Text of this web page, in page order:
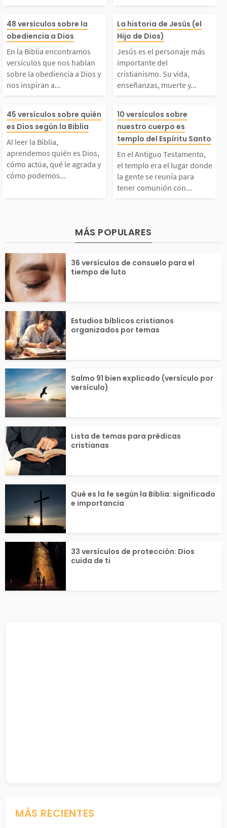
Padre, Dios Hijo
Dios Espíritu Santo.
en el creyente y
r? ¡Recuerda
eñor está
Espíritu Santo
n...
la Biblia encontra
versículos que no
hablan sobre la obe
a Dios y nos i
a obedecerlo.
obediencia genuin
surge de un corazón
48 versículos sobre la
obediencia a Dios
En la Biblia encontramos
versículos que nos hablan
sobre la obediencia a Dios y
nos inspiran a...
Jesús es el
más
istianismo. Su
señanzas,
urrección son
de la fe
ciendo a las
La historia de Jesús (el
Hijo de Dios)
Jesús es el personaje más
importante del
cristianismo. Su vida,
enseñanzas, muerte y...
leer la Biblia, apre
quién es Dios,
actúa, qué le ag
y cómo podemos
con él.
a Dios nos a
a entender el ori
45 versículos sobre quién
es Dios según la Biblia
Al leer la Biblia,
aprendemos quién es Dios,
cómo actúa, qué le agrada y
cómo podemos...
En el Antiguo
nto, el templo
ugar donde la
e reunía para
el Señor
su gloria y se
a a...
10 versículos sobre
nuestro cuerpo es
templo del Espíritu Santo
En el Antiguo Testamento,
el templo era el lugar donde
la gente se reunía para
tener comunión con...
MÁS POPULARES
36 versículos de consuelo para el
tiempo de luto
Estudios bíblicos cristianos
organizados por temas
Salmo 91 bien explicado (versículo por
versículo)
Lista de temas para prédicas
cristianas
Qué es la fe según la Biblia: significado
e importancia
33 versículos de protección: Dios
cuida de ti
MÁS RECIENTES